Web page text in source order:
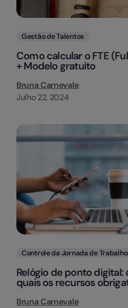
Categorias
Gestão de Talentos
Como calcular o FTE
+ Modelo gratuito
Bruna Carnevale
Julho 22, 2024
Categorias
Controle da Jornada de Trabalho
Relógio de ponto
quais os recursos
Bruna Carnevale